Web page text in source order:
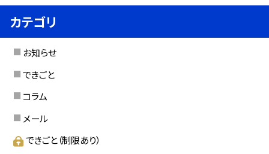
カテゴリ
お知らせ
できごと
コラム
メール
できごと（制限あり）